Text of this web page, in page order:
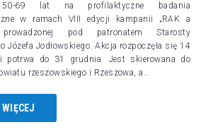
69 lat na profilaktyczne badania
w ramach VIII edycji kampanii „RAK a
prowadzonej pod patronatem Starosty
Józefa Jodłowskiego. Akcja rozpoczęła się 14
i potrwa do 31 grudnia. Jest skierowana do
rzeszowskiego i Rzeszowa, a…